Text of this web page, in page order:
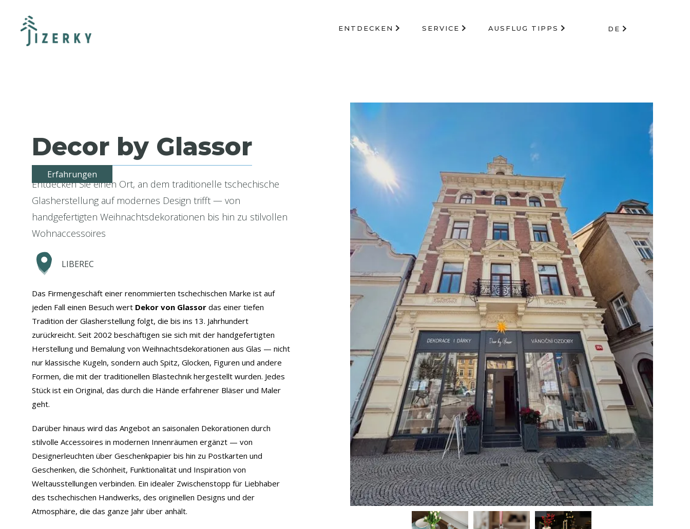
ENTDECKEN SERVICE AUSFLUG TIPPS DE
Decor by Glassor
Erfahrungen
Entdecken Sie einen Ort, an dem traditionelle tschechische
Glasherstellung auf modernes Design trifft — von
handgefertigten Weihnachtsdekorationen bis hin zu stilvollen
Wohnaccessoires
LIBEREC
Das Firmengeschäft einer renommierten tschechischen Marke ist auf
jeden Fall einen Besuch wert Dekor von Glassor das einer tiefen
Tradition der Glasherstellung folgt, die bis ins 13. Jahrhundert
zurückreicht. Seit 2002 beschäftigen sie sich mit der handgefertigten
Herstellung und Bemalung von Weihnachtsdekorationen aus Glas — nicht
nur klassische Kugeln, sondern auch Spitz, Glocken, Figuren und andere
Formen, die mit der traditionellen Blastechnik hergestellt wurden. Jedes
Stück ist ein Original, das durch die Hände erfahrener Bläser und Maler
geht.
Darüber hinaus wird das Angebot an saisonalen Dekorationen durch
stilvolle Accessoires in modernen Innenräumen ergänzt — von
Designerleuchten über Geschenkpapier bis hin zu Postkarten und
Geschenken, die Schönheit, Funktionalität und Inspiration von
Weltausstellungen verbinden. Ein idealer Zwischenstopp für Liebhaber
des tschechischen Handwerks, des originellen Designs und der
Atmosphäre, die das ganze Jahr über anhält.